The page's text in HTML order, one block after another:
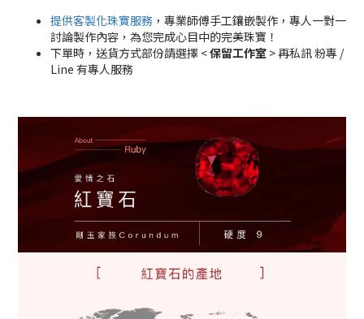
提供客製化珠寶服務 ，專業師傅手工鑲嵌製作，專人一對一
討論製作內容，為您完成心目中的完美珠寶！
下單時，送貨方式部份請選擇 <保留工作室 > 再私訊 粉專 /
Line 有專人服務